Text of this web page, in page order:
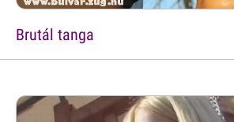
Brutál tanga